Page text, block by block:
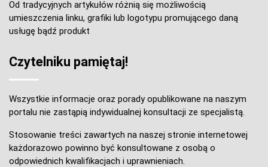
Od tradycyjnych artykułów różnią się możliwością
umieszczenia linku, grafiki lub logotypu promującego daną
usługę bądź produkt
Czytelniku pamiętaj!
Wszystkie informacje oraz porady opublikowane na naszym
portalu nie zastąpią indywidualnej konsultacji ze specjalistą.
Stosowanie treści zawartych na naszej stronie internetowej
każdorazowo powinno być konsultowane z osobą o
odpowiednich kwalifikacjach i uprawnieniach.